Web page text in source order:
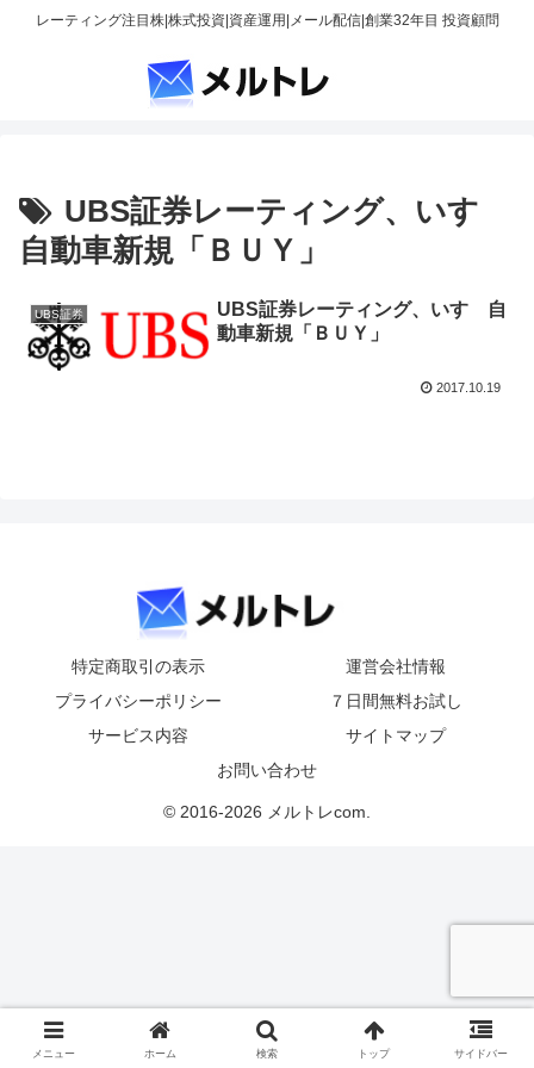
レーティング注目株|株式投資|資産運用|メール配信|創業32年目 投資顧問
UBS証券レーティング、いすゞ
自動車新規「ＢＵＹ」
UBS証券
UBS証券レーティング、いすゞ自
動車新規「ＢＵＹ」
2017.10.19
特定商取引の表示
運営会社情報
プライバシーポリシー
７日間無料お試し
サービス内容
サイトマップ
お問い合わせ
© 2016-2026 メルトレcom.
メニュー ホーム 検索 トップ サイドバー